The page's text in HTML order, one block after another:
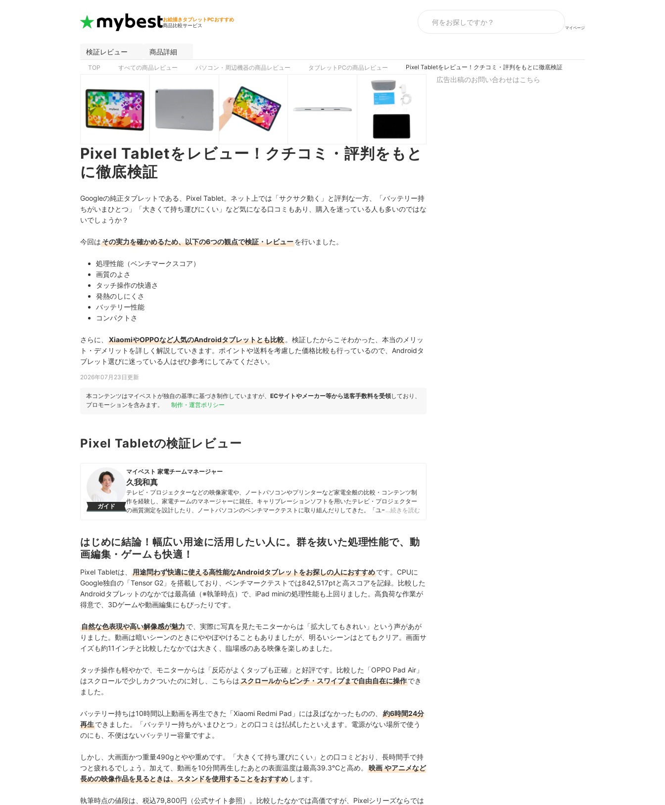
お絵描きタブレットPCおすすめ
商品比較サービス
マイページ
検証レビュー 商品詳細
TOP すべての商品レビュー パソコン・周辺機器の商品レビュー タブレットPCの商品レビュー Pixel Tabletをレビュー！クチコミ・評判をもとに徹底検証
Pixel Tabletをレビュー！クチコミ・評判をもと
に徹底検証
Googleの純正タブレットである、Pixel Tablet。ネット上では「サクサク動く 」と評判な一方、「バッテリー持
ちがいまひとつ 」「大きくて持ち運びにくい 」など気になる口コミもあり、購入を迷っている人も多いのではな
いでしょうか？
今回はその実力を確かめるため、以下の6つの観点で検証・レビューを行いました。
処理性能（ベンチマークスコア）
画質のよさ
タッチ操作の快適さ
発熱のしにくさ
バッテリー性能
コンパクトさ
さらに、 XiaomiやOPPOなど人気のAndroidタブレットとも比較 。検証したからこそわかった、本当のメリッ
ト・デメリットを詳しく解説していきます。ポイントや送料を考慮した価格比較も行っているので、 Androidタ
ブレット選びに迷っている人はぜひ参考にしてみてください。
2026年07月23日更新
本コンテンツはマイベストが独自の基準に基づき制作していますが、 ECサイトやメーカー等から送客手数料を受領しており、
プロモーションを含みます。
制作・運営ポリシー
Pixel Tabletの検証レビュー
ガイド
マイベスト 家電チームマネージャー
久我和真
テレビ・プロジェクターなどの映像家電や、ノートパソコンやプリンターなど家電全般の比較・コンテンツ制
作を経験し、家電チームのマネージャーに就任。キャリブレーションソフトを用いたテレビ・プロジェクター
の画質測定を設計したり、ノートパソコンのベンチマークテストに取り組んだりしてきた。「ユーザーにとっ
…続きを読む
はじめに結論！幅広い用途に活用したい人に。群を抜いた処理性能で、動
画編集・ゲームも快適！
Pixel Tabletは、 用途問わず快適に使える高性能なAndroidタブレットをお探しの人におすすめです。CPUに
Google独自の「Tensor G2」を搭載しており、ベンチマークテストでは842,517ptと高スコアを記録。比較した
Androidタブレットのなかでは最高値（※執筆時点）で、iPad miniの処理性能も上回りました。高負荷な作業が
得意で、3Dゲームや動画編集にもぴったりです。
自然な色表現や高い解像感が魅力で、実際に写真を見たモニターからは「拡大してもきれい」という声があが
りました。動画は暗いシーンのときにややぼやけることもありましたが、明るいシーンはとてもクリア。画面サ
イズも約11インチと比較したなかでは大きく、臨場感のある映像を楽しめました。
タッチ操作も軽やかで、モニターからは「反応がよくタップも正確」と好評です。比較した「OPPO Pad Air」
はスクロールで少しカクついたのに対し、
こちらはスクロールからピンチ・スワイプまで自由自在に操作でき
ました。
バッテリー持ちは10時間以上動画を再生できた「Xiaomi Redmi Pad」には及ばなかったものの、
約6時間24分
再生できました。「バッテリー持ちがいまひとつ」との口コミは払拭したといえます。電源がない場所で使う
のにも、不便はないバッテリー容量ですよ。
しかし、大画面かつ重量490gとやや重めです。「大きくて持ち運びにくい」との口コミどおり、長時間手で持
つと疲れるでしょう。 加えて、動画を10分間再生したあとの表面温度は最高39.3℃と高め。 映画 やアニメなど
長めの映像作品を見るときは、スタンドを使用することをおすすめ します。
執筆時点の値段は、税込79,800円（公式サイト参照）。比較したなかでは高価ですが、Pixelシリーズならでは
広告出稿のお問い合わせはこちら